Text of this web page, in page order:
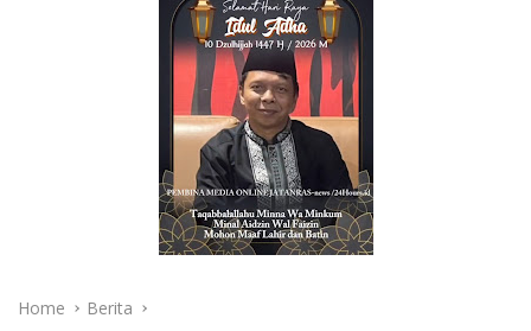
Home Berita